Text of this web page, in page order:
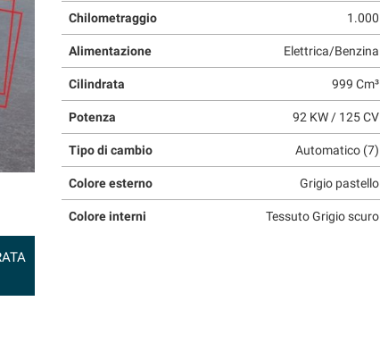
Chilometraggio 1.000
Alimentazione Elettrica/Benzina
Cilindrata 999 Cm³
Potenza 92 KW / 125 CV
Tipo di cambio Automatico (7)
Colore esterno Grigio pastello
Colore interni Tessuto Grigio scuro